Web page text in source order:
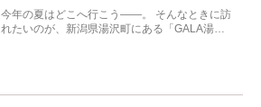
まれ変わる
今年の夏はどこへ行こう――。 そんなときに訪
れたいのが、新潟県湯沢町にある「GALA湯